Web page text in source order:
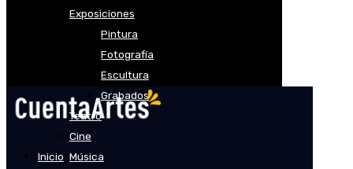
Exposiciones
Pintura
Fotografía
Escultura
Grabados
Teatro
Cine
Música
Inicio